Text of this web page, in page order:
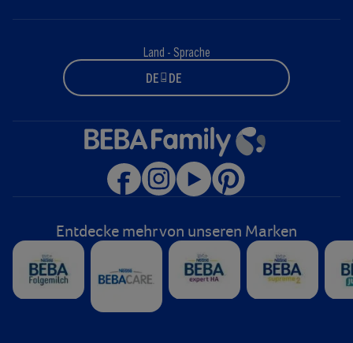
Land - Sprache
DE - DE
Entdecke mehr von unseren Marken